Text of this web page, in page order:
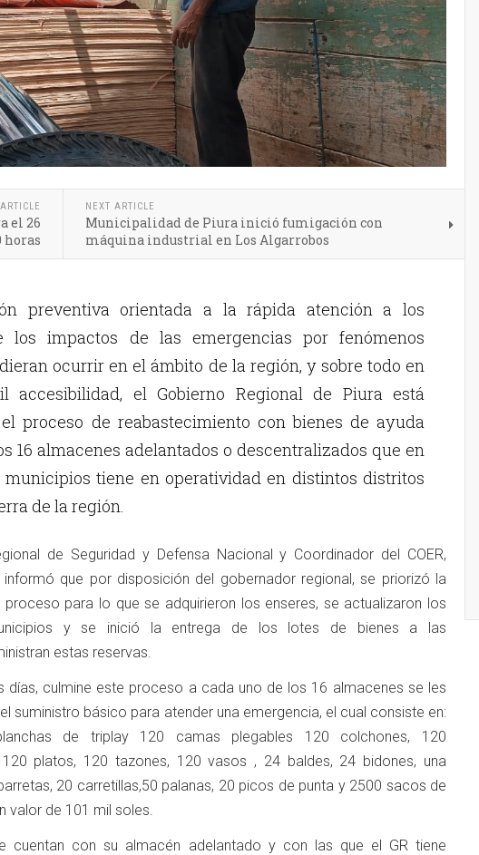
el 26
horas
NEXT ARTICLE
Municipalidad de Piura inició fumigación con
máquina industrial en Los Algarrobos
preventiva orientada a la rápida atención a los
los impactos de las emergencias por fenómenos
ocurrir en el ámbito de la región, y sobre todo en
accesibilidad, el Gobierno Regional de Piura está
proceso de reabastecimiento con bienes de ayuda
16 almacenes adelantados o descentralizados que en
municipios tiene en operatividad en distintos distritos
de la región.
de Seguridad y Defensa Nacional y Coordinador del COER,
informó que por disposición del gobernador regional, se priorizó la
para lo que se adquirieron los enseres, se actualizaron los
y se inició la entrega de los lotes de bienes a las
estas reservas.
días, culmine este proceso a cada uno de los 16 almacenes se les
suministro básico para atender una emergencia, el cual consiste en:
de triplay 120 camas plegables 120 colchones, 120
120 platos, 120 tazones, 120 vasos , 24 baldes, 24 bidones, una
20 carretillas,50 palanas, 20 picos de punta y 2500 sacos de
valor de 101 mil soles.
cuentan con su almacén adelantado y con las que el GR tiene